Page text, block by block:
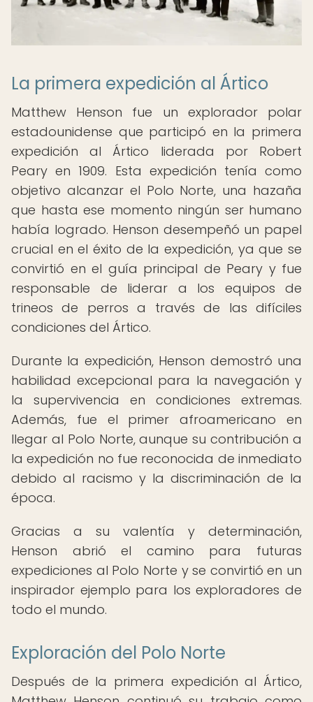
La primera expedición al Ártico
Matthew Henson fue un explorador polar
estadounidense que participó en la primera
expedición al Ártico liderada por Robert
Peary en 1909. Esta expedición tenía como
objetivo alcanzar el Polo Norte, una hazaña
que hasta ese momento ningún ser humano
había logrado. Henson desempeñó un papel
crucial en el éxito de la expedición, ya que se
convirtió en el guía principal de Peary y fue
responsable de liderar a los equipos de
trineos de perros a través de las difíciles
condiciones del Ártico.
Durante la expedición, Henson demostró una
habilidad excepcional para la navegación y
la supervivencia en condiciones extremas.
Además, fue el primer afroamericano en
llegar al Polo Norte, aunque su contribución a
la expedición no fue reconocida de inmediato
debido al racismo y la discriminación de la
época.
Gracias a su valentía y determinación,
Henson abrió el camino para futuras
expediciones al Polo Norte y se convirtió en un
inspirador ejemplo para los exploradores de
todo el mundo.
Exploración del Polo Norte
Después de la primera expedición al Ártico,